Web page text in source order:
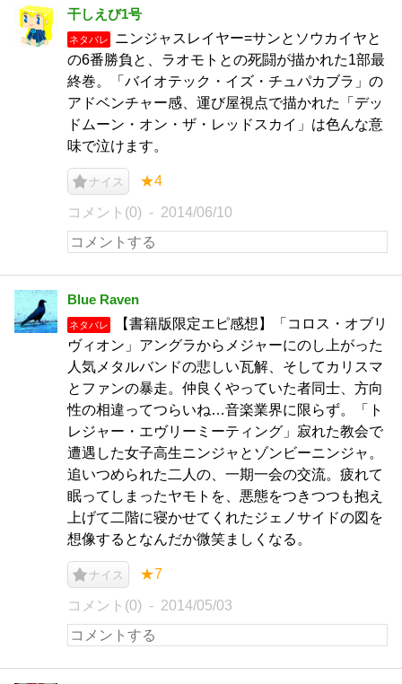
干しえび1号
ネタバレ
ニンジャスレイヤー=サンとソウカイヤと
の6番勝負と、ラオモトとの死闘が描かれた1部最
終巻。「バイオテック・イズ・チュパカブラ」の
アドベンチャー感、運び屋視点で描かれた「デッ
ドムーン・オン・ザ・レッドスカイ」は色んな意
味で泣けます。
ナイス ★4
コメント(0) 2014/06/10
Blue Raven
ネタバレ
【書籍版限定エピ感想】「コロス・オブリ
ヴィオン」アングラからメジャーにのし上がった
人気メタルバンドの悲しい瓦解、そしてカリスマ
とファンの暴走。仲良くやっていた者同士、方向
性の相違ってつらいね…音楽業界に限らず。「ト
レジャー・エヴリーミーティング」寂れた教会で
遭遇した女子高生ニンジャとゾンビーニンジャ。
追いつめられた二人の、一期一会の交流。疲れて
眠ってしまったヤモトを、悪態をつきつつも抱え
上げて二階に寝かせてくれたジェノサイドの図を
想像するとなんだか微笑ましくなる。
ナイス ★7
コメント(0) 2014/05/03